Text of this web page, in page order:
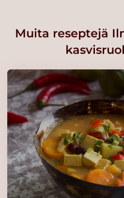
Muita reseptejä